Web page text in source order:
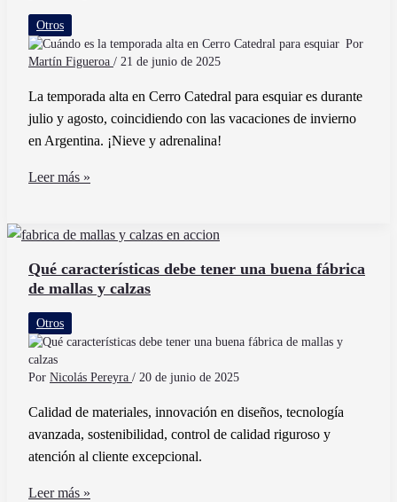
manga
larga
para
Otros
Por
Martín Figueroa / 21 de junio de 2025
La temporada alta en Cerro Catedral para esquiar es durante
julio y agosto, coincidiendo con las vacaciones de invierno
en Argentina. ¡Nieve y adrenalina!
Cuándo
temporada
alta
en
Cerro
Catedral
para
esquiar
Leer más »
Qué características debe tener una buena fábrica
de mallas y calzas
Otros
Por Nicolás Pereyra / 20 de junio de 2025
Calidad de materiales, innovación en diseños, tecnología
avanzada, sostenibilidad, control de calidad riguroso y
atención al cliente excepcional.
Qué
Leer más »